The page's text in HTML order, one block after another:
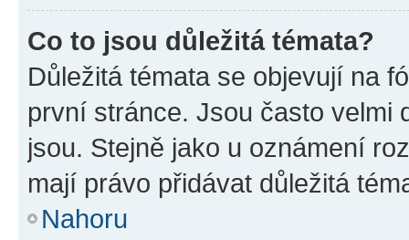
Co to jsou důležitá témata?
Důležitá témata se objevují na
první stránce. Jsou často velmi
jsou. Stejně jako u oznámení
mají právo přidávat důležitá
Nahoru